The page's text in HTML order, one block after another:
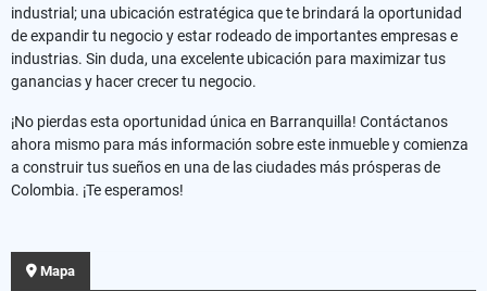
industrial; una ubicación estratégica que te brindará la oportunidad
de expandir tu negocio y estar rodeado de importantes empresas e
industrias. Sin duda, una excelente ubicación para maximizar tus
ganancias y hacer crecer tu negocio.
¡No pierdas esta oportunidad única en Barranquilla! Contáctanos
ahora mismo para más información sobre este inmueble y comienza
a construir tus sueños en una de las ciudades más prósperas de
Colombia. ¡Te esperamos!
Mapa